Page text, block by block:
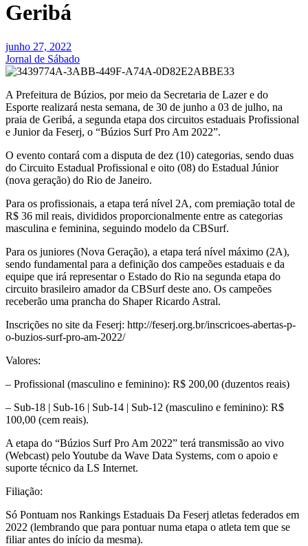
Geribá
junho 27, 2022
Jornal de Sábado
A Prefeitura de Búzios, por meio da Secretaria de Lazer e do
Esporte realizará nesta semana, de 30 de junho a 03 de julho, na
praia de Geribá, a segunda etapa dos circuitos estaduais Profissional
e Junior da Feserj, o “Búzios Surf Pro Am 2022”.
O evento contará com a disputa de dez (10) categorias, sendo duas
do Circuito Estadual Profissional e oito (08) do Estadual Júnior
(nova geração) do Rio de Janeiro.
Para os profissionais, a etapa terá nível 2A, com premiação total de
R$ 36 mil reais, divididos proporcionalmente entre as categorias
masculina e feminina, seguindo modelo da CBSurf.
Para os juniores (Nova Geração), a etapa terá nível máximo (2A),
sendo fundamental para a definição dos campeões estaduais e da
equipe que irá representar o Estado do Rio na segunda etapa do
circuito brasileiro amador da CBSurf deste ano. Os campeões
receberão uma prancha do Shaper Ricardo Astral.
Inscrições no site da Feserj: http://feserj.org.br/inscricoes-abertas-p-
o-buzios-surf-pro-am-2022/
Valores:
– Profissional (masculino e feminino): R$ 200,00 (duzentos reais)
– Sub-18 | Sub-16 | Sub-14 | Sub-12 (masculino e feminino): R$
100,00 (cem reais).
A etapa do “Búzios Surf Pro Am 2022” terá transmissão ao vivo
(Webcast) pelo Youtube da Wave Data Systems, com o apoio e
suporte técnico da LS Internet.
Filiação:
Só Pontuam nos Rankings Estaduais Da Feserj atletas federados em
2022 (lembrando que para pontuar numa etapa o atleta tem que se
filiar antes do início da mesma).